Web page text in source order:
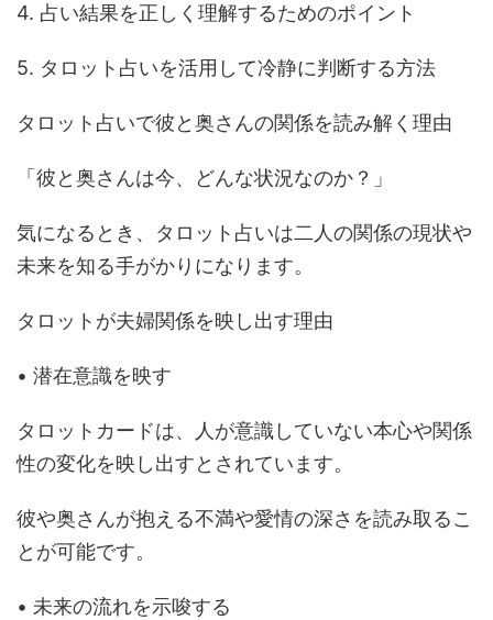
4. 占い結果を正しく理解するためのポイント
5. タロット占いを活用して冷静に判断する方法
タロット占いで彼と奥さんの関係を読み解く理由
「彼と奥さんは今、どんな状況なのか？」
気になるとき、タロット占いは二人の関係の現状や
未来を知る手がかりになります。
タロットが夫婦関係を映し出す理由
• 潜在意識を映す
タロットカードは、人が意識していない本心や関係
性の変化を映し出すとされています。
彼や奥さんが抱える不満や愛情の深さを読み取るこ
とが可能です。
• 未来の流れを示唆する